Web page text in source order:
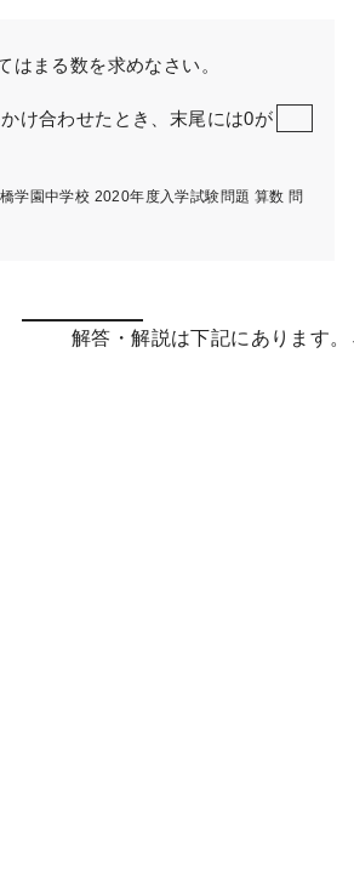
はまる数を求めなさい。
け合わせたとき、末尾には0が
学園中学校 2020年度入学試験問題 算数 問